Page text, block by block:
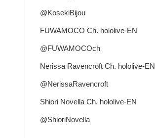
@KosekiBijou
FUWAMOCO Ch. hololive-EN
@FUWAMOCOch
Nerissa Ravencroft Ch. hololive-EN
@NerissaRavencroft
Shiori Novella Ch. hololive-EN
@ShioriNovella